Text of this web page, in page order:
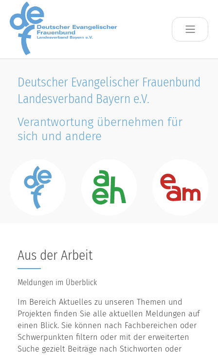
Skip to main content
Deutscher Evangelischer Frauenbund
Landesverband Bayern e.V.
Verantwortung übernehmen für
sich und andere
Aus der Arbeit
Meldungen im Überblick
Im Bereich Aktuelles zu unseren Themen und
Projekten finden Sie alle aktuellen Meldungen auf
einen Blick. Sie können nach Fachbereichen oder
Schwerpunkten filtern oder mit der erweiterten
Suche gezielt Beiträge nach Stichworten oder